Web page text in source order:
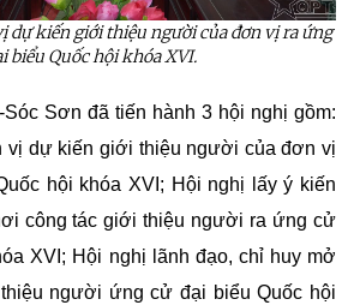
dự kiến giới thiệu người của đơn vị ra ứng
biểu Quốc hội khóa XVI.
Sơn đã tiến hành 3 hội nghị gồm:
vị dự kiến giới thiệu người của đơn vị
hội khóa XVI; Hội nghị lấy ý kiến
công tác giới thiệu người ra ứng cử
XVI; Hội nghị lãnh đạo, chỉ huy mở
người ứng cử đại biểu Quốc hội